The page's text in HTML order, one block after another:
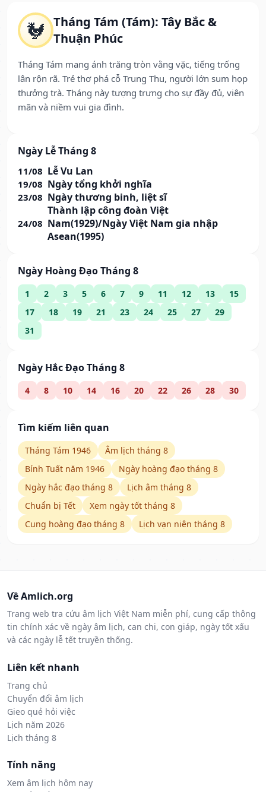
🐓 Tháng Tám (Tám): Tây Bắc &
Thuận Phúc
Tháng Tám mang ánh trăng tròn vằng vặc, tiếng trống
lân rộn rã. Trẻ thơ phá cỗ Trung Thu, người lớn sum họp
thưởng trà. Tháng này tượng trưng cho sự đầy đủ, viên
mãn và niềm vui gia đình.
Ngày Lễ Tháng 8
11/08 Lễ Vu Lan
19/08 Ngày tổng khởi nghĩa
23/08 Ngày thương binh, liệt sĩ
24/08
Thành lập công đoàn Việt
Nam(1929)/Ngày Việt Nam gia nhập
Asean(1995)
Ngày Hoàng Đạo Tháng 8
1 2 3 5 6 7 9 11 12 13
15
17
18 19 21 23 24 25 27
29
31
Ngày Hắc Đạo Tháng 8
4 8 10 14 16 20 22 26 28 30
Tìm kiếm liên quan
Tháng Tám 1946
Âm lịch tháng 8
Bính Tuất năm 1946
Ngày hoàng đạo tháng 8
Ngày hắc đạo tháng 8
Lịch âm tháng 8
Chuẩn bị Tết
Xem ngày tốt tháng 8
Cung hoàng đạo tháng 8
Lịch vạn niên tháng 8
Về Amlich.org
Trang web tra cứu âm lịch Việt Nam miễn phí, cung cấp thông
tin chính xác về ngày âm lịch, can chi, con giáp, ngày tốt xấu
và các ngày lễ tết truyền thống.
Liên kết nhanh
Trang chủ
Chuyển đổi âm lịch
Gieo quẻ hỏi việc
Lịch năm 2026
Lịch tháng 8
Tính năng
Xem âm lịch hôm nay